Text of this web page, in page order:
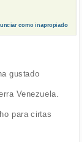
como inapropiado
gustado
Venezuela.
para cirtas